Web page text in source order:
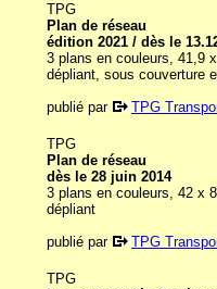
TPG
Plan de réseau
édition 2021 / dès le
3 plans en couleurs, 41,9
dépliant, sous couverture
publié par
TPG
TPG
Plan de réseau
dès le 28 juin 2014
3 plans en couleurs, 42 x
dépliant
publié par
TPG
TPG